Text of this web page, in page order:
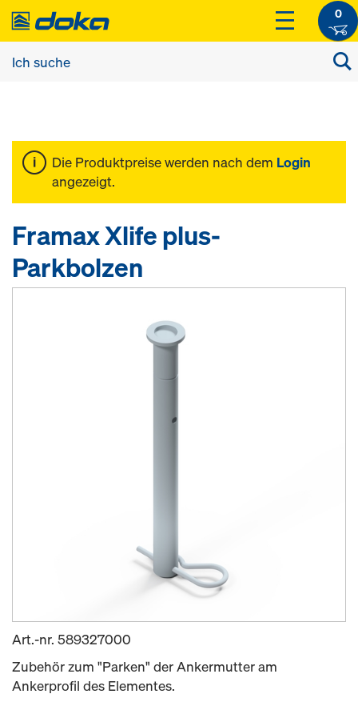
0
Die Produktpreise werden nach dem Login
angezeigt.
Framax Xlife plus-
Parkbolzen
Art.-nr. 589327000
Zubehör zum "Parken" der Ankermutter am
Ankerprofil des Elementes.